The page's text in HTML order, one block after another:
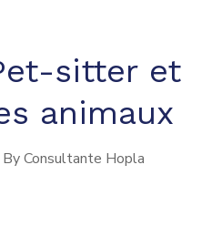
sitter et
animaux
ByConsultante Hopla